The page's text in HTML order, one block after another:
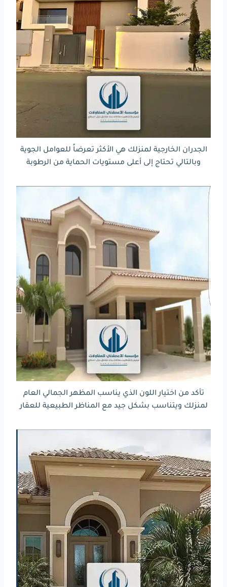
الجدران الخارجية لمنزلك هي الأكثر تعرضاً للعوامل الجوية
وبالتالي تحتاج إلى أعلى مستويات الحماية من الرطوبة
تأكد من اختيار اللون الذي يناسب المظهر الجمالي العام
لمنزلك ويتناسب بشكل جيد مع المناظر الطبيعية للعقار